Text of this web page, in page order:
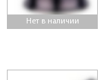
Нет в наличии